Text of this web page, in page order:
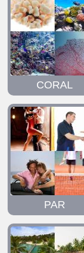
CORAL
PAR